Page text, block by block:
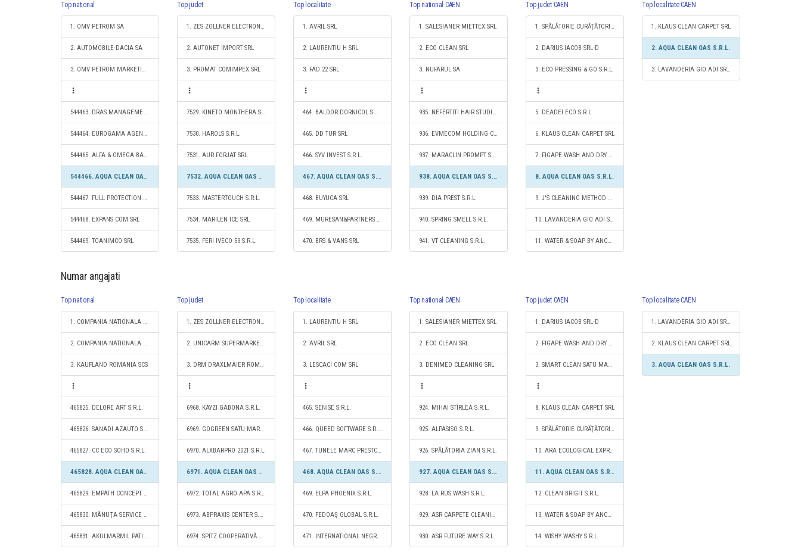
Top national
1. OMV PETROM SA
2. AUTOMOBILE-DACIA SA
3. OMV PETROM MARKETING SRL
544463. DRAS MANAGEMENT 2012 SRL
544464. EUROGAMA AGENT DE ASIGURARI SRL
544465. ALFA & OMEGA BARBERSHOP S.R.L.
544466. AQUA CLEAN OAS S.R.L.
544467. FULL PROTECTION SERVICES S.R.L.
544468. EXPANS COM SRL
544469. TOANIMCO SRL
Top judet
1. ZES ZOLLNER ELECTRONIC SRL
2. AUTONET IMPORT SRL
3. PROMAT COMIMPEX SRL
7529. KINETO MONTHERA S.R.L.
7530. HAROLS S.R.L.
7531. AUR FORJAT SRL
7532. AQUA CLEAN OAS S.R.L.
7533. MASTERTOUCH S.R.L.
7534. MARILEN ICE SRL
7535. FERI IVECO 53 S.R.L.
Top localitate
1. AVRIL SRL
2. LAURENTIU H SRL
3. FAD 22 SRL
464. BALDOR DORNICOL S.R.L.
465. DD TUR SRL
466. SYV INVEST S.R.L.
467. AQUA CLEAN OAS S.R.L.
468. BUYUCA SRL
469. MURESAN&PARTNERS S.R.L.
470. BRS & VANS SRL
Top national CAEN
1. SALESIANER MIETTEX SRL
2. ECO CLEAN SRL
3. NUFARUL SA
935. NEFERTITI HAIR STUDIO S.R.L.
936. EVMECOM HOLDING CLEAN S.R.L.
937. MARACLIN PROMPT S.R.L.
938. AQUA CLEAN OAS S.R.L.
939. DIA PREST S.R.L.
940. SPRING SMELL S.R.L.
941. VT CLEANING S.R.L.
Top judet CAEN
1. SPĂLĂTORIE CURĂŢĂTORIE COVOARE S.R.L.
2. DARIUS IACOB SRL-D
3. ECO PRESSING & GO S.R.L.
5. DEADEI ECO S.R.L.
6. KLAUS CLEAN CARPET SRL
7. FIGAPE WASH AND DRY S.R.L.
8. AQUA CLEAN OAS S.R.L.
9. J'S CLEANING METHOD S.R.L.
10. LAVANDERIA GIO ADI SRL-D
11. WATER & SOAP BY ANCA S.R.L.
Top localitate CAEN
1. KLAUS CLEAN CARPET SRL
2. AQUA CLEAN OAS S.R.L.
3. LAVANDERIA GIO ADI SRL-D
Numar angajati
Top national
1. COMPANIA NATIONALA DE CAI FERATE "CFR" SA
2. COMPANIA NATIONALA POSTA ROMANA S.A.
3. KAUFLAND ROMANIA SCS
465825. DELORE ART S.R.L.
465826. SANADI AZAUTO S.R.L.
465827. CC ECO SOHO S.R.L.
465828. AQUA CLEAN OAS S.R.L.
465829. EMPATH CONCEPT S.R.L.
465830. MÂNUŢA SERVICE S.R.L.
465831. AKULMARMIL PATIS S.R.L.
Top judet
1. ZES ZOLLNER ELECTRONIC SRL
2. UNICARM SUPERMARKET S.R.L.
3. DRM DRAXLMAIER ROMANIA SISTEME ELECTRICE S.R.L.
6968. KAYZI GABONA S.R.L.
6969. GOGREEN SATU MARE S.R.L.
6970. ALXBARPRO 2021 S.R.L.
6971. AQUA CLEAN OAS S.R.L.
6972. TOTAL AGRO APA S.R.L.
6973. ABPRAXIS CENTER S.R.L.
6974. SPITZ COOPERATIVĂ AGRICOLĂ
Top localitate
1. LAURENTIU H SRL
2. AVRIL SRL
3. LESCACI COM SRL
465. SENISE S.R.L.
466. QUEED SOFTWARE S.R.L.
467. TUNELE MARC PRESTCONSTRUCT S.R.L.
468. AQUA CLEAN OAS S.R.L.
469. ELPA PHOENIX S.R.L.
470. FEDOAŞ GLOBAL S.R.L.
471. INTERNATIONAL NEGRESTI OAŞ S.R.L.
Top national CAEN
1. SALESIANER MIETTEX SRL
2. ECO CLEAN SRL
3. DENIMED CLEANING SRL
924. MIHAI STÎRLEA S.R.L.
925. ALPASISO S.R.L.
926. SPĂLĂTORIA ZIAN S.R.L.
927. AQUA CLEAN OAS S.R.L.
928. LA RUS WASH S.R.L.
929. ASR CARPETE CLEANING S.R.L.
930. ASR FUTURE WAY S.R.L.
Top judet CAEN
1. DARIUS IACOB SRL-D
2. FIGAPE WASH AND DRY S.R.L.
3. SMART CLEAN SATU MARE SRL
8. KLAUS CLEAN CARPET SRL
9. SPĂLĂTORIE CURĂŢĂTORIE COVOARE S.R.L.
10. ARA ECOLOGICAL EXPRES S.R.L.
11. AQUA CLEAN OAS S.R.L.
12. CLEAN BRIGIT S.R.L.
13. WATER & SOAP BY ANCA S.R.L.
14. WISHY WASHY S.R.L.
Top localitate CAEN
1. LAVANDERIA GIO ADI SRL-D
2. KLAUS CLEAN CARPET SRL
3. AQUA CLEAN OAS S.R.L.